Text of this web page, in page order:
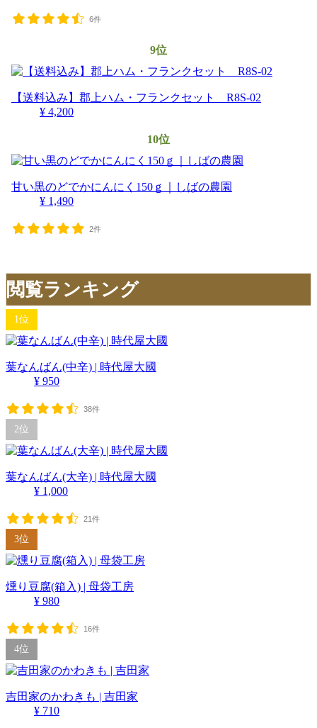
6件
9位
【送料込み】郡上ハム・フランクセット R8S-02
¥ 4,200
10位
甘い黒のどでかにんにく150ｇ｜しばの農園
¥ 1,490
2件
閲覧ランキング
1位
葉なんばん(中辛) | 時代屋大國
¥ 950
38件
2位
葉なんばん(大辛) | 時代屋大國
¥ 1,000
21件
3位
燻り豆腐(箱入) | 母袋工房
¥ 980
16件
4位
吉田家のかわきも | 吉田家
¥ 710